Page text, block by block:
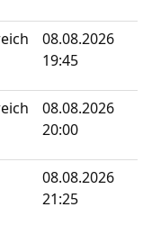
08.08.2026
19:45
08.08.2026
20:00
08.08.2026
21:25